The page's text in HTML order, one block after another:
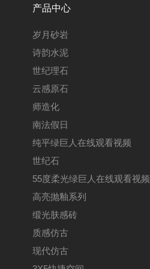
产品中心
岁月砂岩
诗韵水泥
世纪理石
云感原石
师造化
南法假日
纯平绿巨人在线观看视频
世纪石
55度柔光绿巨人在线观看视频
高亮抛釉系列
缎光肤感砖
质感仿古
现代仿古